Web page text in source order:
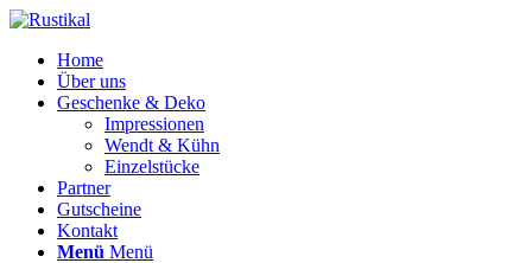
Home
Über uns
Geschenke & Deko
Impressionen
Wendt & Kühn
Einzelstücke
Partner
Gutscheine
Kontakt
Menü Menü